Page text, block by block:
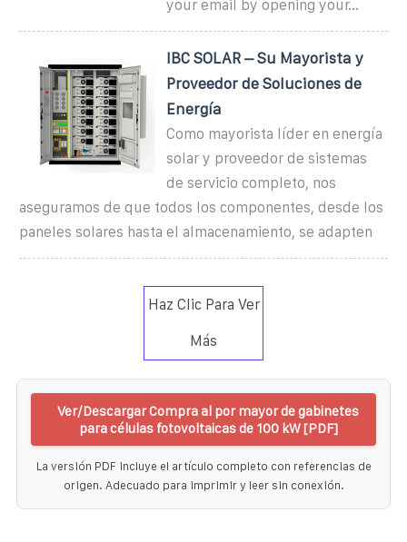
your email by opening your...
IBC SOLAR – Su Mayorista y
Proveedor de Soluciones de
Energía
Como mayorista líder en energía
solar y proveedor de sistemas
de servicio completo, nos
aseguramos de que todos los componentes, desde los
paneles solares hasta el almacenamiento, se adapten
Haz Clic Para Ver
Más
Ver/Descargar Compra al por mayor de gabinetes
para células fotovoltaicas de 100 kW [PDF]
La versión PDF incluye el artículo completo con referencias de
origen. Adecuado para imprimir y leer sin conexión.